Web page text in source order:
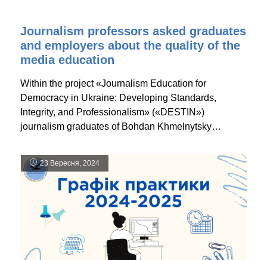
Journalism professors asked graduates
and employers about the quality of the
media education
Within the project «Journalism Education for
Democracy in Ukraine: Developing Standards,
Integrity, and Professionalism» («DESTIN»)
journalism graduates of Bohdan Khmelnytsky…
23 Вересня, 2024